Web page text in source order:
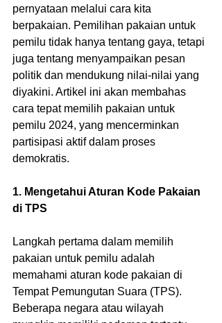
pernyataan melalui cara kita
berpakaian. Pemilihan pakaian untuk
pemilu tidak hanya tentang gaya, tetapi
juga tentang menyampaikan pesan
politik dan mendukung nilai-nilai yang
diyakini. Artikel ini akan membahas
cara tepat memilih pakaian untuk
pemilu 2024, yang mencerminkan
partisipasi aktif dalam proses
demokratis.
1. Mengetahui Aturan Kode Pakaian
di TPS
Langkah pertama dalam memilih
pakaian untuk pemilu adalah
memahami aturan kode pakaian di
Tempat Pemungutan Suara (TPS).
Beberapa negara atau wilayah